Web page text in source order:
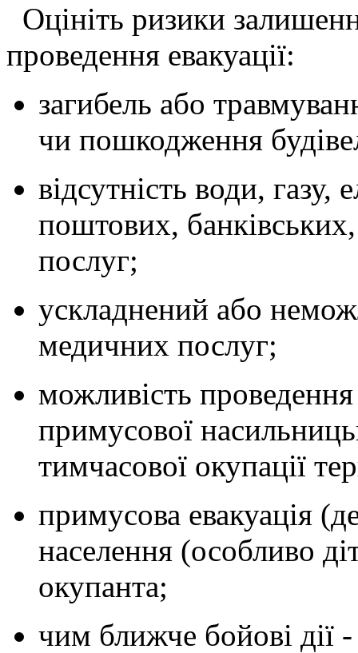
Оцініть ризики
проведення евакуації:
загибель або
чи пошкодження
відсутність води, газу,
поштових,
послуг;
ускладнений або
медичних послуг;
можливість
примусової
тимчасової окупації
примусова евакуація
населення (особливо
окупанта;
чим ближче бойові дії